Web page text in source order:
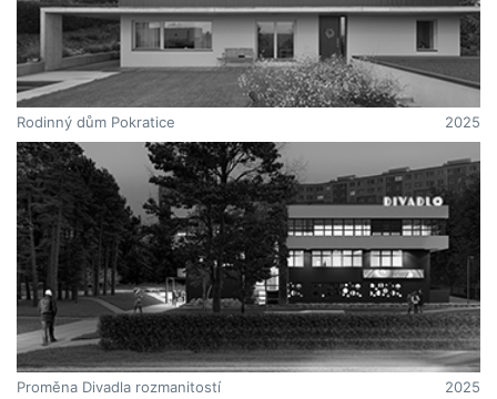
Rodinný dům Pokratice 2025
Proměna Divadla rozmanitostí 2025